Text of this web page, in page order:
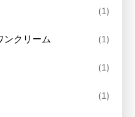
(1)
ンクリーム (1)
(1)
(1)